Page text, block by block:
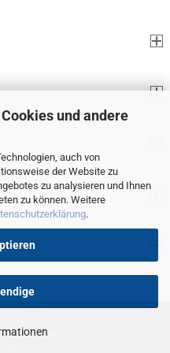
und andere
auch von
der Website zu
zu analysieren und Ihnen
zu können. Weitere
.
© 2026 Gambio Templates bei